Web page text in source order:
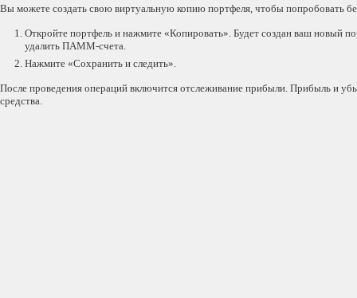
Вы можете создать свою виртуальную копию портфеля, чтобы попробовать
Откройте портфель и нажмите «Копировать». Будет создан ваш новый
удалить ПАММ-счета.
Нажмите «Сохранить и следить».
После проведения операций включится отслеживание прибыли. Прибыль и
средства.